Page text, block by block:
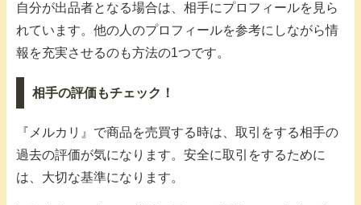
自分が出品者となる場合は、相手にプロフィールを見ら
れています。他の人のプロフィールを参考にしながら情
報を充実させるのも方法の1つです。
相手の評価もチェック！
『メルカリ』で商品を売買する時は、取引をする相手の
過去の評価が気になります。安全に取引をするために
は、大切な基準になります。